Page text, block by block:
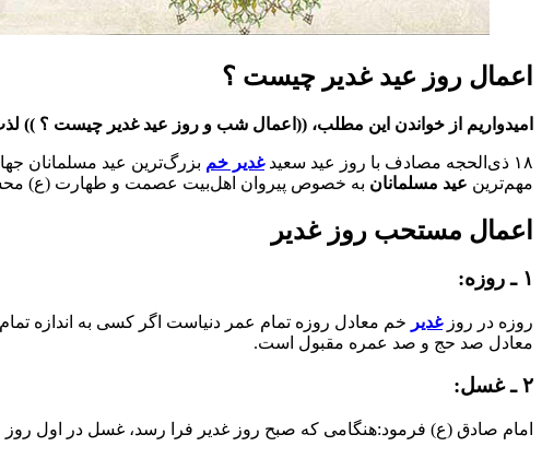
اعمال روز عید غدیر چیست ؟
امیدواریم از خواندن این مطلب، ((اعمال شب و روز عید غدیر چیست ؟ ))
۱۸ ذی‌الحجه مصادف با روز عید سعید غدیر خم بزرگ‌ترین عید مسلمانان
مهم‌ترین عید مسلمانان به خصوص پیروان اهل‌بیت عصمت و طهارت (ع)
اعمال مستحب روز غدیر
۱ ـ روزه:
روزه در روزغدیر خم معادل روزه تمام عمر دنیاست اگر کسی به اندازه تمام
معادل صد حج و صد عمره مقبول است.
۲ ـ غسل:
امام صادق (ع) فرمود:هنگامی که صبح روز غدیر فرا رسد، غسل در اول